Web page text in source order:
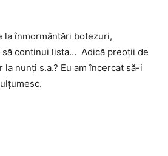
la înmormântări botezuri,
să continui lista… Adică preoții de
nunți s.a.? Eu am încercat să-i